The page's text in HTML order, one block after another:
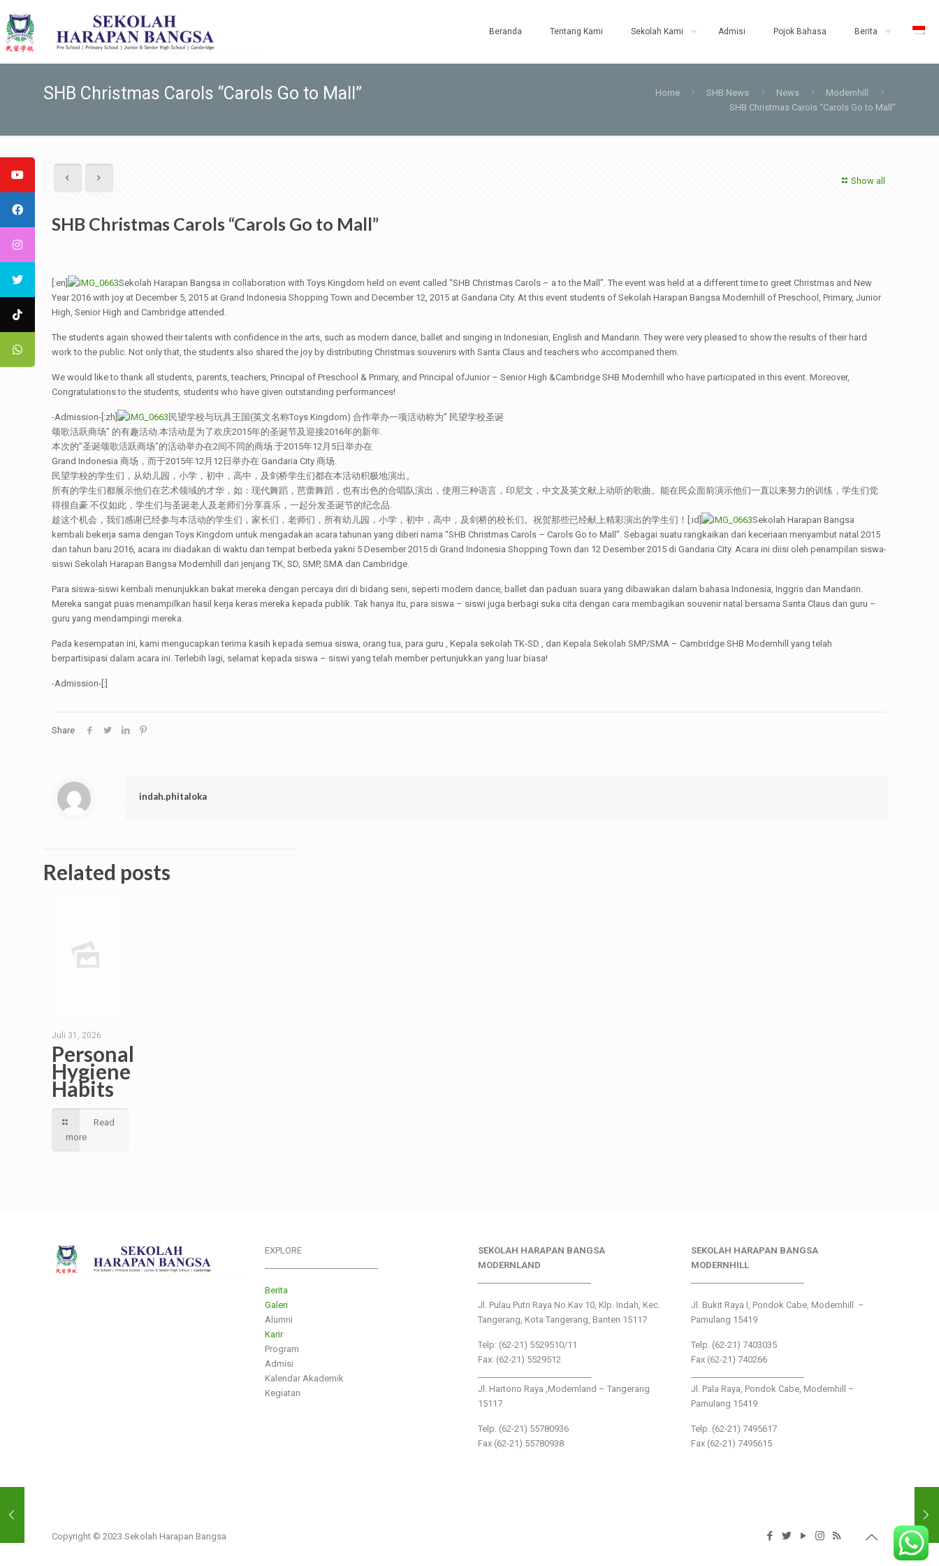
Beranda Tentang Kami Sekolah Kami Admisi Pojok Bahasa Berita
SHB Christmas Carols “Carols Go to Mall” Home SHB News News
Modernhill
SHB Christmas Carols “Carols Go to Mall”
Show all
SHB Christmas Carols “Carols Go to Mall”
[:en]
Sekolah Harapan Bangsa in collaboration with Toys Kingdom held on event called “SHB Christmas Carols – a to the Mall”. The event was held at a different time to greet Christmas and New
Year 2016 with joy at December 5, 2015 at Grand Indonesia Shopping Town and December 12, 2015 at Gandaria City. At this event students of Sekolah Harapan Bangsa Modernhill of Preschool, Primary, Junior
High, Senior High and Cambridge attended.
The students again showed their talents with confidence in the arts, such as modern dance, ballet and singing in Indonesian, English and Mandarin. They were very pleased to show the results of their hard
work to the public. Not only that, the students also shared the joy by distributing Christmas souvenirs with Santa Claus and teachers who accompaned them.
We would like to thank all students, parents, teachers, Principal of Preschool & Primary, and Principal ofJunior – Senior High &Cambridge SHB Modernhill who have participated in this event. Moreover,
Congratulations to the students, students who have given outstanding performances!
-Admission-[:zh]
民望学校与玩具王国(英文名称Toys Kingdom) 合作举办一项活动称为” 民望学校圣诞
颂歌活跃商场” 的有趣活动.本活动是为了欢庆2015年的圣诞节及迎接2016年的新年.
本次的”圣诞颂歌活跃商场”的活动举办在2间不同的商场.于2015年12月5日举办在
Grand Indonesia 商场，而于2015年12月12日举办在 Gandaria City 商场.
民望学校的学生们，从幼儿园，小学，初中，高中，及剑桥学生们都在本活动积极地演出。
所有的学生们都展示他们在艺术领域的才华，如：现代舞蹈，芭蕾舞蹈，也有出色的合唱队演出，使用三种语言，印尼文，中文及英文献上动听的歌曲。能在民众面前演示他们一直以来努力的训练，学生们觉
得很自豪.不仅如此，学生们与圣诞老人及老师们分享喜乐，一起分发圣诞节的纪念品.
趁这个机会，我们感谢已经参与本活动的学生们，家长们，老师们，所有幼儿园，小学，初中，高中，及剑桥的校长们。祝贺那些已经献上精彩演出的学生们！[:id]
Sekolah Harapan Bangsa
kembali bekerja sama dengan Toys Kingdom untuk mengadakan acara tahunan yang diberi nama “SHB Christmas Carols – Carols Go to Mall”. Sebagai suatu rangkaikan dari keceriaan menyambut natal 2015
dan tahun baru 2016, acara ini diadakan di waktu dan tempat berbeda yakni 5 Desember 2015 di Grand Indonesia Shopping Town dan 12 Desember 2015 di Gandaria City. Acara ini diisi oleh penampilan siswa-
siswi Sekolah Harapan Bangsa Modernhill dari jenjang TK, SD, SMP, SMA dan Cambridge.
Para siswa-siswi kembali menunjukkan bakat mereka dengan percaya diri di bidang seni, seperti modern dance, ballet dan paduan suara yang dibawakan dalam bahasa Indonesia, Inggris dan Mandarin.
Mereka sangat puas menampilkan hasil kerja keras mereka kepada publik. Tak hanya itu, para siswa – siswi juga berbagi suka cita dengan cara membagikan souvenir natal bersama Santa Claus dan guru –
guru yang mendampingi mereka.
Pada kesempatan ini, kami mengucapkan terima kasih kepada semua siswa, orang tua, para guru , Kepala sekolah TK-SD , dan Kepala Sekolah SMP/SMA – Cambridge SHB Modernhill yang telah
berpartisipasi dalam acara ini. Terlebih lagi, selamat kepada siswa – siswi yang telah member pertunjukkan yang luar biasa!
-Admission-[:]
Share
indah.phitaloka
Related posts
Juli 31, 2026
Personal
Hygiene
Habits
Read
more
EXPLORE
Berita
Galeri
Alumni
Karir
Program
Admisi
Kalendar Akademik
Kegiatan
SEKOLAH HARAPAN BANGSA
MODERNLAND
Jl. Pulau Putri Raya No.Kav 10, Klp. Indah, Kec.
Tangerang, Kota Tangerang, Banten 15117
Telp: (62-21) 5529510/11
Fax: (62-21) 5529512
Jl. Hartono Raya ,Modernland – Tangerang
15117
Telp. (62-21) 55780936
Fax (62-21) 55780938
SEKOLAH HARAPAN BANGSA
MODERNHILL
Jl. Bukit Raya I, Pondok Cabe, Modernhill –
Pamulang 15419
Telp. (62-21) 7403035
Fax (62-21) 740266
Jl. Pala Raya, Pondok Cabe, Modernhill –
Pamulang 15419
Telp. (62-21) 7495617
Fax (62-21) 7495615
Copyright © 2023 Sekolah Harapan Bangsa